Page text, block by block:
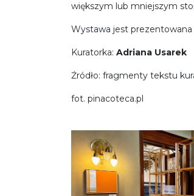
większym lub mniejszym
Wystawa jest
Kuratorka: Adriana Usarek
Źródło: fragmenty tekstu
fot. pinacoteca.pl